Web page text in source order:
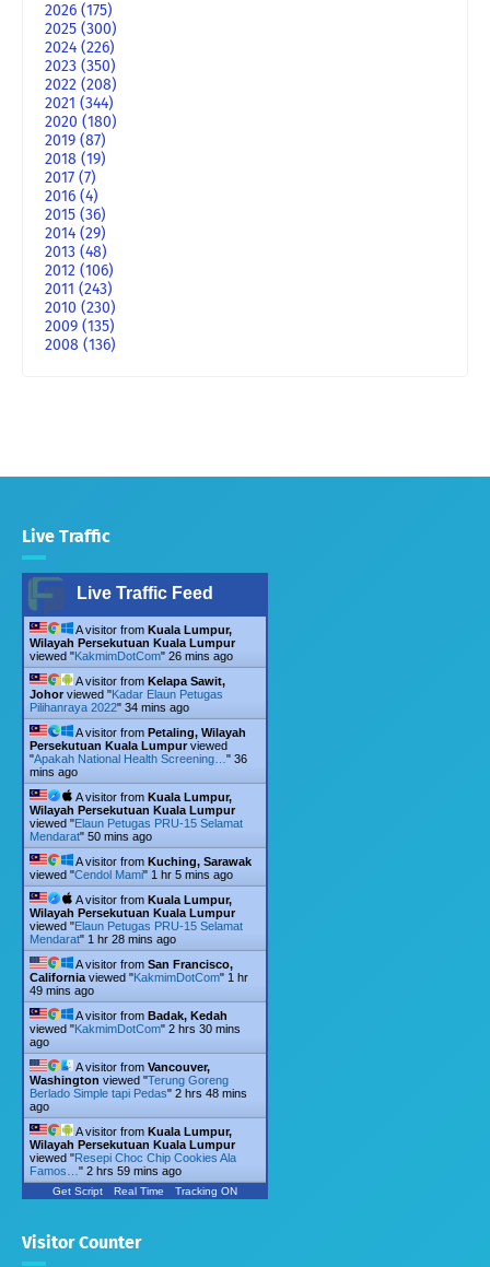
2026 (175)
2025 (300)
2024 (226)
2023 (350)
2022 (208)
2021 (344)
2020 (180)
2019 (87)
2018 (19)
2017 (7)
2016 (4)
2015 (36)
2014 (29)
2013 (48)
2012 (106)
2011 (243)
2010 (230)
2009 (135)
2008 (136)
Live Traffic
Live Traffic Feed
A visitor from Kuala Lumpur,
Wilayah Persekutuan Kuala Lumpur
viewed "KakmimDotCom" 26 mins ago
A visitor from Kelapa Sawit,
Johorviewed "Kadar Elaun Petugas
Pilihanraya 2022" 34 mins ago
A visitor from Petaling, Wilayah
Persekutuan Kuala Lumpurviewed
"Apakah National Health Screening… " 36
mins ago
A visitor from Kuala Lumpur,
Wilayah Persekutuan Kuala Lumpur
viewed "Elaun Petugas PRU-15 Selamat
Mendarat" 50 mins ago
A visitor from Kuching, Sarawak
viewed "Cendol Mami" 1 hr 5 mins ago
A visitor from Kuala Lumpur,
Wilayah Persekutuan Kuala Lumpur
viewed "Elaun Petugas PRU-15 Selamat
Mendarat" 1 hr 28 mins ago
A visitor from San Francisco,
California viewed "KakmimDotCom" 1 hr
49 mins ago
A visitor from Badak, Kedah
viewed "KakmimDotCom" 2 hrs 30 mins
ago
A visitor from Vancouver,
Washington viewed "Terung Goreng
Berlado Simple tapi Pedas" 2 hrs 48 mins
ago
A visitor from Kuala Lumpur,
Wilayah Persekutuan Kuala Lumpur
viewed "Resepi Choc Chip Cookies Ala
Famos… " 2 hrs 59 mins ago
Get Script Real Time Tracking ON
Visitor Counter